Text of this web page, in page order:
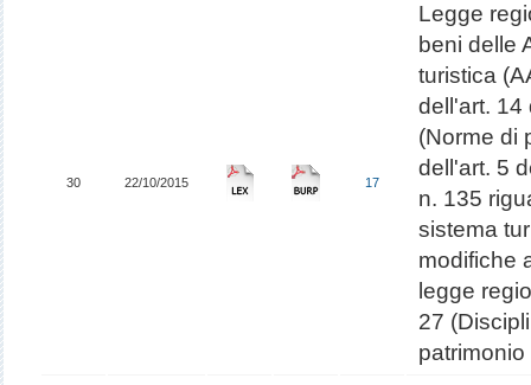
30 22/10/2015 17
Legge
beni delle
turistica
dell'art. 14
(Norme di
dell'art. 5
n. 135
sistema
modifiche
legge
27